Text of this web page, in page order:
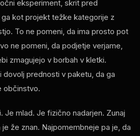
eksperiment, skrit pred
kot projekt težke kategorije z
To ne pomeni, da ima prosto pot
ne pomeni, da podjetje verjame,
zmagujejo v borbah v kletki.
dovolj prednosti v paketu, da ga
občinstvo.
Je mlad. Je fizično nadarjen. Zunaj
že znan. Najpomembneje pa je, da